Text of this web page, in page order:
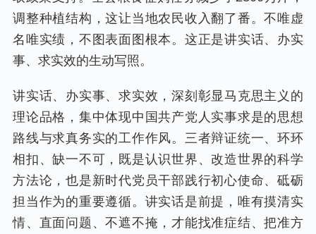
调整种植结构，这让当地农民收入翻了番。不唯虚
名唯实绩，不图表面图根本。这正是讲实话、办实
事、求实效的生动写照。
讲实话、办实事、求实效，深刻彰显马克思主义的
理论品格，集中体现中国共产党人实事求是的思想
路线与求真务实的工作作风。三者辩证统一、环环
相扣、缺一不可，既是认识世界、改造世界的科学
方法论，也是新时代党员干部践行初心使命、砥砺
担当作为的重要遵循。讲实话是前提，唯有摸清实
情、直面问题、不遮不掩，才能找准症结、把准方